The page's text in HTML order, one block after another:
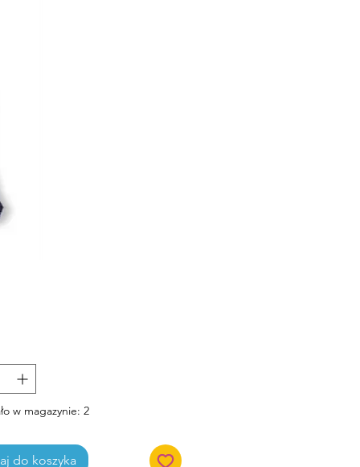
w magazynie: 2
do koszyka